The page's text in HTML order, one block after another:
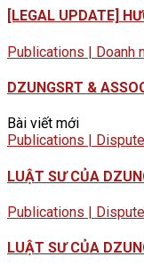
[LEGAL UPDATE]
Publications | Doanh
DZUNGSRT &
Bài viết mới
Publications |
LUẬT SƯ CỦA
Publications |
LUẬT SƯ CỦA